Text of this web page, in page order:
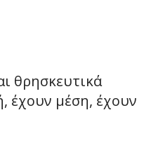
θρησκευτικά
έχουν μέση, έχουν